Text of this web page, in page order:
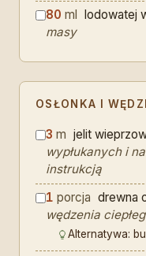
80 ml lodowatej
masy
OSŁONKA I
3 m jelit
wypłukanych i
instrukcją
1 porcja drewna
wędzenia
Alternatywa: